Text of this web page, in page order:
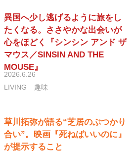
異国へ少し逃げるように旅をし
たくなる。ささやかな出会いが
心をほどく『シンシン アンド ザ
マウス／SINSIN AND THE
MOUSE』
2026.6.26
LIVING
趣味
草川拓弥が語る“芝居のぶつかり
合い”。映画『死ねばいいのに』
が提示すること